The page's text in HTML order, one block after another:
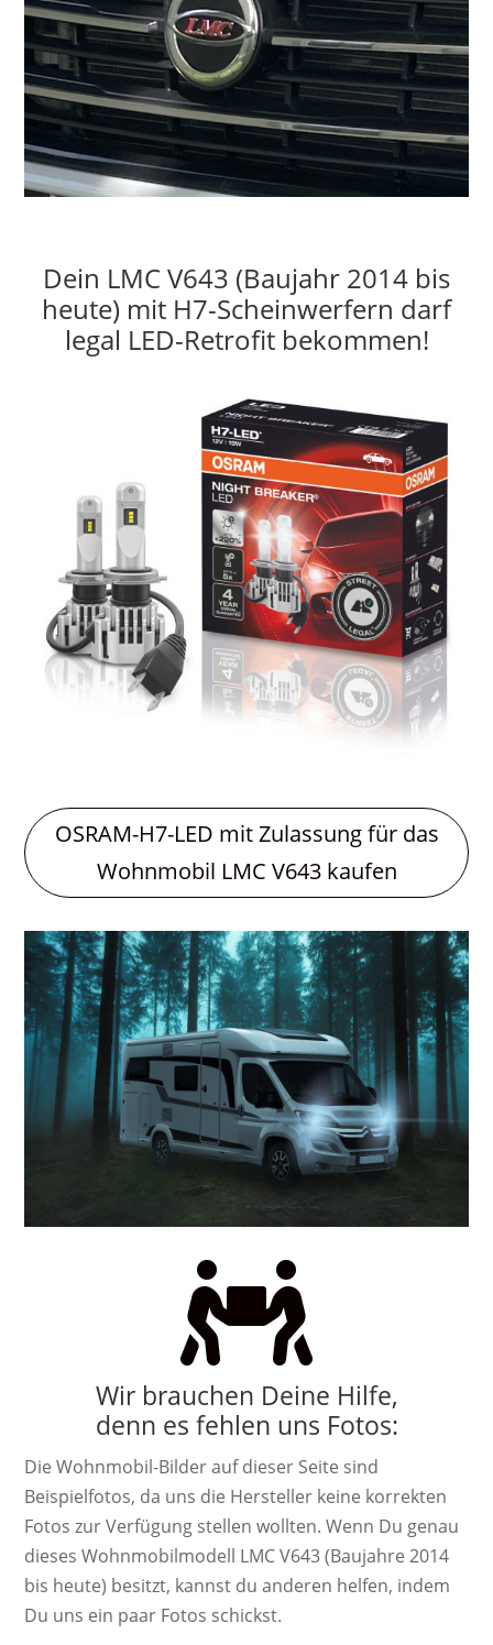
Dein LMC V643 (Baujahr 2014 bis
heute) mit H7-Scheinwerfern darf
legal LED-Retrofit bekommen!
OSRAM-H7-LED mit Zulassung für das
Wohnmobil LMC V643 kaufen

Wir brauchen Deine Hilfe,
denn es fehlen uns Fotos:
Die Wohnmobil-Bilder auf dieser Seite sind
Beispielfotos, da uns die Hersteller keine korrekten
Fotos zur Verfügung stellen wollten. Wenn Du genau
dieses Wohnmobilmodell LMC V643 (Baujahre 2014
bis heute) besitzt, kannst du anderen helfen, indem
Du uns ein paar Fotos schickst.